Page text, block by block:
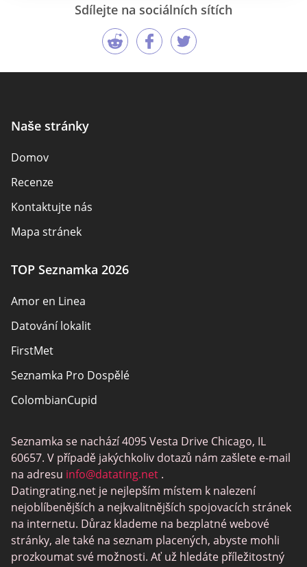
Sdílejte na sociálních sítích
Naše stránky
Domov
Recenze
Kontaktujte nás
Mapa stránek
TOP Seznamka 2026
Amor en Linea
Datování lokalit
FirstMet
Seznamka Pro Dospělé
ColombianCupid
MeetMindful
Seznamka BDSM
BBPeopleMeet
Stránky Sugar Daddy
JPeopleMeet
Seznamka se nachází 4095 Vesta Drive Chicago, IL
60657. V případě jakýchkoliv dotazů nám zašlete e-mail
na adresu info@datating.net .
Datingrating.net je nejlepším místem k nalezení
nejoblíbenějších a nejkvalitnějších spojovacích stránek
na internetu. Důraz klademe na bezplatné webové
stránky, ale také na seznam placených, abyste mohli
prozkoumat své možnosti. Ať už hledáte příležitostný